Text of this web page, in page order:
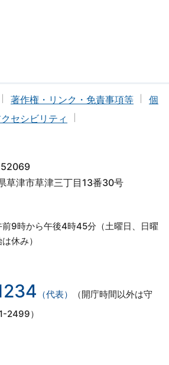
著作権・リンク・免責事項等
個
セシビリティ
津市草津三丁目13番30号
9時から午後4時45分（土曜日、日曜
休み）
（代表）
（開庁時間以外は守
2499）